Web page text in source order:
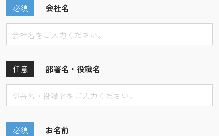
会社名
必須
部署名・役職名
任意
お名前
必須